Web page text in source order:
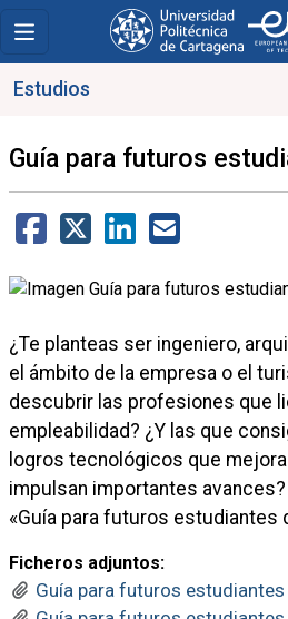
Estudios
Guía para futuros
¿Te planteas ser ingeniero,
el ámbito de la empresa o el
descubrir las profesiones que
empleabilidad? ¿Y las que
logros tecnológicos que
impulsan importantes
«Guía para futuros estudiantes
Ficheros adjuntos:
Guía para futuros estudiantes